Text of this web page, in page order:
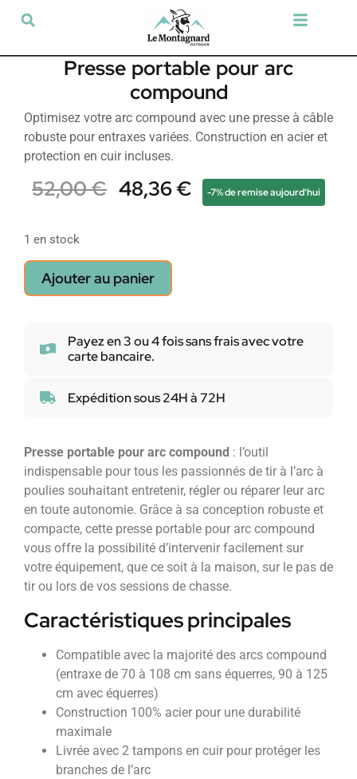
Presse portable pour arc
compound
Optimisez votre arc compound avec une presse à câble
robuste pour entraxes variées. Construction en acier et
protection en cuir incluses.
52,00€ 48,36€ -7% de remise aujourd'hui
1 en stock
Ajouter au panier
Payez en 3 ou 4 fois sans frais avec votre
carte bancaire.
Expédition sous 24H à 72H
Presse portable pour arc compound : l’outil
indispensable pour tous les passionnés de tir à l’arc à
poulies souhaitant entretenir, régler ou réparer leur arc
en toute autonomie. Grâce à sa conception robuste et
compacte, cette presse portable pour arc compound
vous offre la possibilité d’intervenir facilement sur
votre équipement, que ce soit à la maison, sur le pas de
tir ou lors de vos sessions de chasse.
Caractéristiques principales
Compatible avec la majorité des arcs compound
(entraxe de 70 à 108 cm sans équerres, 90 à 125
cm avec équerres)
Construction 100% acier pour une durabilité
maximale
Livrée avec 2 tampons en cuir pour protéger les
branches de l’arc